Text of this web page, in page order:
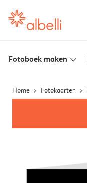
Fotoboek maken slim_arrow_down
Home Fotokaarten